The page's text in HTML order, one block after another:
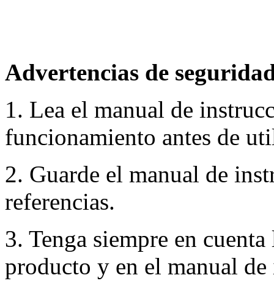
Advertencias de
1. Lea el manual de
funcionamiento antes de
2. Guarde el manual de
referencias.
3. Tenga siempre en
producto y en el manual